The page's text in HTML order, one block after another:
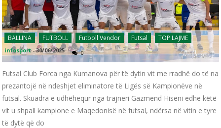
BALLINA FUTBOLL Futboll Vendor Futsal TOP LAJME
infosport -30/06/2025 0
Futsal Club Forca nga Kumanova për të dytin vit me rradhë do të na
prezantojë në ndeshjet eliminatore të Ligës së Kampionëve në
futsal. Skuadra e udhëhequr nga trajneri Gazmend Hiseni edhe këtë
vit u shpall kampione e Maqedonisë në futsal, ndërsa në vitin e tyre
të dytë që do